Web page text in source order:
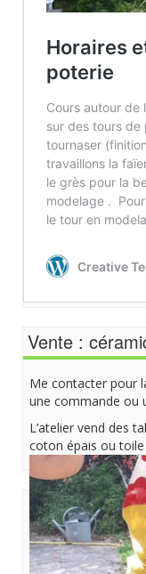
Vente :
Me contacter pour
une commande ou
L’atelier vend des
coton épais ou